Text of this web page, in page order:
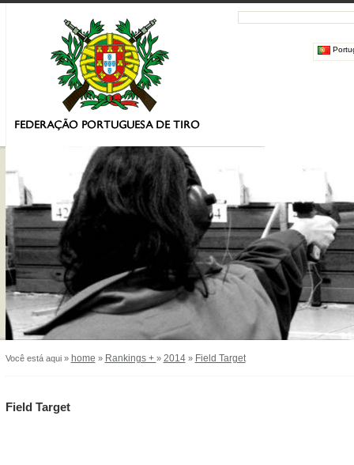
Você está aqui » home » Rankings + » 2014» Field Target
Field Target